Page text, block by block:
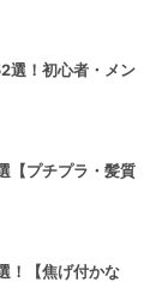
選！初心者・メン
【プチプラ・髪質
！【焦げ付かな